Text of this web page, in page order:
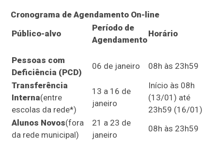
Cronograma de Agendamento On-line
Público-alvo
Período de
Agendamento
Horário
Pessoas com
Deficiência (PCD)
06 de janeiro
08h às 23h59
Transferência
Interna(entre
escolas da rede*)
13 a 16 de
janeiro
Início às 08h
(13/01) até
23h59 (16/01)
Alunos Novos(fora
da rede municipal)
21 a 23 de
janeiro
08h às 23h59